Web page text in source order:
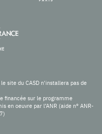
site du CASD n'installera pas de
financée sur le programme
en oeuvre par l’ANR (aide n° ANR-